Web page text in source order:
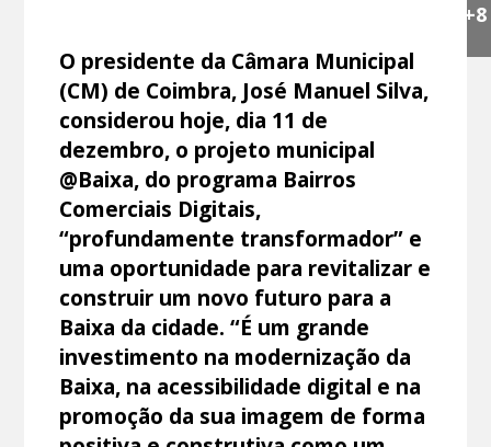
+8
O presidente da Câmara Municipal
(CM) de Coimbra, José Manuel Silva,
considerou hoje, dia 11 de
dezembro, o projeto municipal
@Baixa, do programa Bairros
Comerciais Digitais,
“profundamente transformador” e
uma oportunidade para revitalizar e
construir um novo futuro para a
Baixa da cidade. “É um grande
investimento na modernização da
Baixa, na acessibilidade digital e na
promoção da sua imagem de forma